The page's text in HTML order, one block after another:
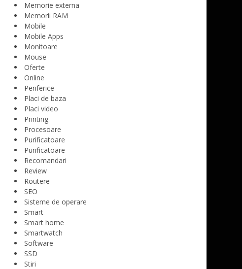
Memorie externa
Memorii RAM
Mobile
Mobile Apps
Monitoare
Mouse
Oferte
Online
Periferice
Placi de baza
Placi video
Printing
Procesoare
Purificatoare
Purificatoare
Recomandari
Review
Routere
SEO
Sisteme de operare
Smart
Smart home
Smartwatch
Software
SSD
Stiri